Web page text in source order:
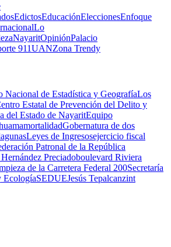
EdictosEducaciónEleccionesEnfoque
Lo
NayaritOpiniónPalacio
911UANZona Trendy
Nacional de Estadística y GeografíaLos
Estatal de Prevención del Delito y
del Estado de NayaritEquipo
mortalidadGobernatura de dos
Leyes de Ingresosejercicio fiscal
Patronal de la República
Hernández Preciadoboulevard Riviera
de la Carretera Federal 200Secretaría
EcologíaSEDUEJesús Tepalcanzint